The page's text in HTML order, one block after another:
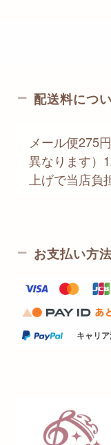
配送料につ
メール便275
異なります）
上げで当店負
お支払い方
キャリ